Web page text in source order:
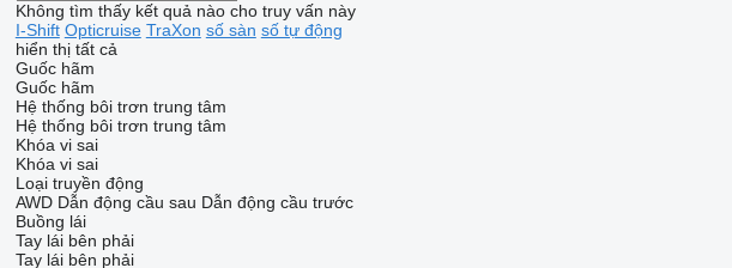
Không tìm thấy kết quả nào cho truy vấn này
I-Shift Opticruise TraXon số sàn số tự động
hiển thị tất cả
Guốc hãm
Guốc hãm
Hệ thống bôi trơn trung tâm
Hệ thống bôi trơn trung tâm
Khóa vi sai
Khóa vi sai
Loại truyền động
AWD Dẫn động cầu sau Dẫn động cầu trước
Buồng lái
Tay lái bên phải
Tay lái bên phải